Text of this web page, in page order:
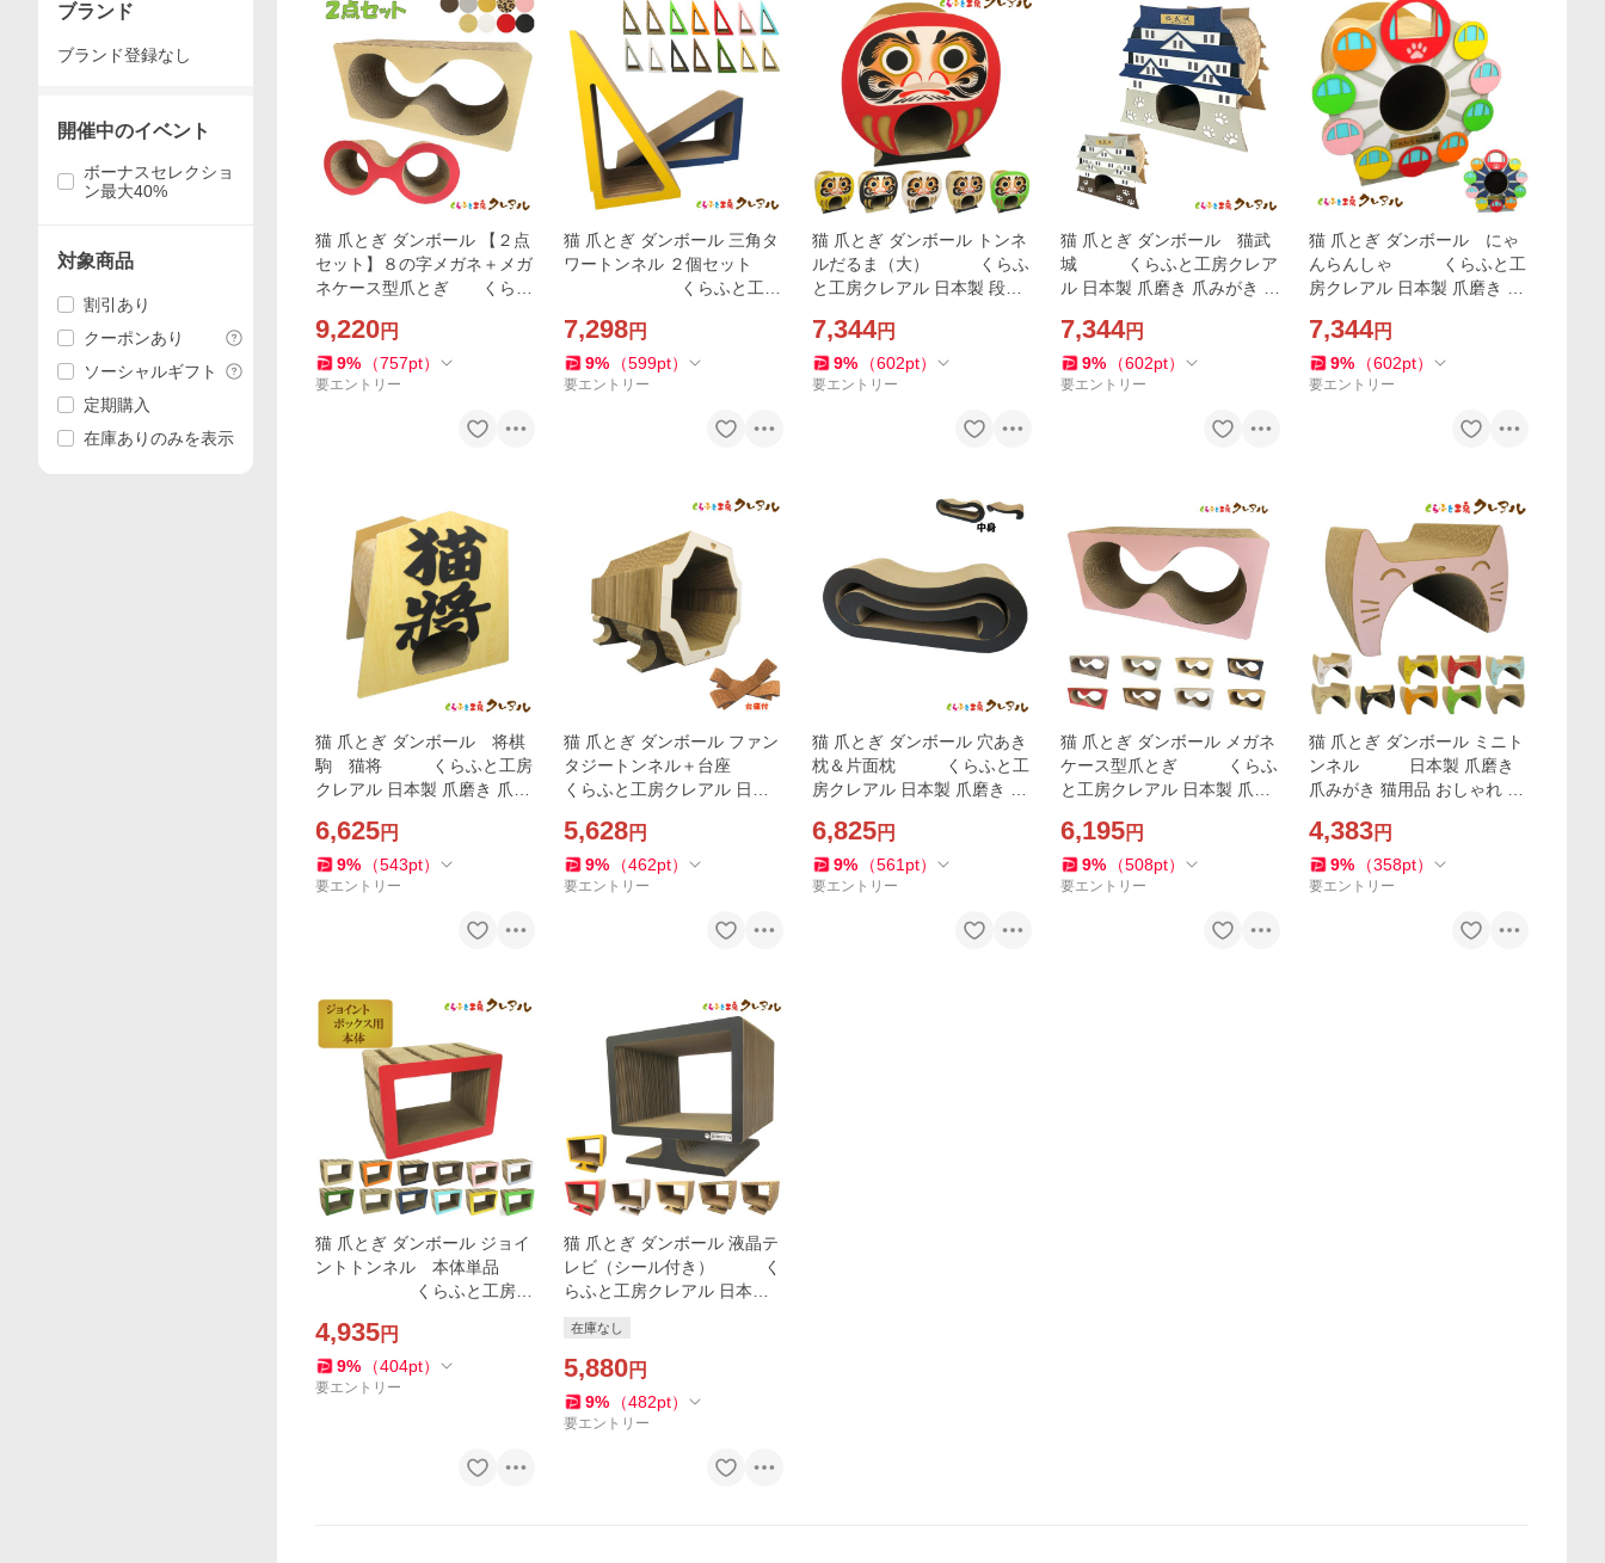
猫 爪とぎ ダンボール 【２点
セット】８の字メガネ＋メガ
ネケース型爪とぎ くらふ
品 おしゃれ ユニーク かわい
い
9,220円
9% （757pt）
要エントリー
猫 爪とぎ ダンボール 三角タ
ワートンネル ２個セット
くらふと工房
おしゃれ ユニーク かわいい
7,298円
9% （599pt）
要エントリー
猫 爪とぎ ダンボール トンネ
ルだるま（大） くらふ
と工房クレアル 日本製 段ボ
れ ユニーク かわいい
7,344円
9% （602pt）
要エントリー
猫 爪とぎ ダンボール 猫武
城 くらふと工房クレア
ル 日本製 爪磨き 爪みがき 猫
いい
7,344円
9% （602pt）
要エントリー
猫 爪とぎ ダンボール にゃ
んらんしゃ くらふと工
房クレアル 日本製 爪磨き 爪
ーク かわいい
7,344円
9% （602pt）
要エントリー
猫 爪とぎ ダンボール 将棋
駒 猫将 くらふと工房
クレアル 日本製 爪磨き 爪み
ク かわいい
6,625円
9% （543pt）
要エントリー
猫 爪とぎ ダンボール ファン
タジートンネル＋台座
くらふと工房クレアル 日本
しゃれ ユニーク かわいい
5,628円
9% （462pt）
要エントリー
猫 爪とぎ ダンボール 穴あき
枕＆片面枕 くらふと工
房クレアル 日本製 爪磨き 爪
ーク かわいい
6,825円
9% （561 pt）
要エントリー
猫 爪とぎ ダンボール メガネ
ケース型爪とぎ くらふ
と工房クレアル 日本製 爪磨
ユニーク かわいい
6,195円
9% （508pt）
要エントリー
猫 爪とぎ ダンボール ミニト
ンネル 日本製 爪磨き
爪みがき 猫用品 おしゃれ ユ
4,383円
9% （358pt）
要エントリー
猫 爪とぎ ダンボール ジョイ
ントトンネル 本体単品
くらふと工房ク
品 おしゃれ ユニーク かわい
い
4,935円
9% （404pt）
要エントリー
猫 爪とぎ ダンボール 液晶テ
レビ（シール付き） く
らふと工房クレアル 日本製
おしゃれ ユニーク かわいい
在庫なし
5,880円
9% （482pt）
要エントリー
ブランド
ブランド登録なし
開催中のイベント
ボーナスセレクショ
ン最大40%
対象商品
割引あり
クーポンあり
ソーシャルギフト
定期購入
在庫ありのみを表示